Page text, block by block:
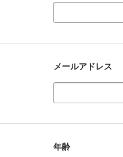
メールアドレス
年齢